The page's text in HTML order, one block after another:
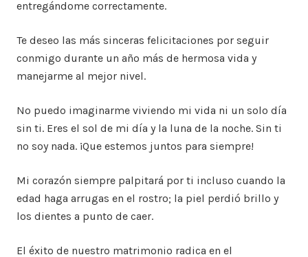
entregándome correctamente.
Te deseo las más sinceras felicitaciones por seguir
conmigo durante un año más de hermosa vida y
manejarme al mejor nivel.
No puedo imaginarme viviendo mi vida ni un solo día
sin ti. Eres el sol de mi día y la luna de la noche. Sin ti
no soy nada. ¡Que estemos juntos para siempre!
Mi corazón siempre palpitará por ti incluso cuando la
edad haga arrugas en el rostro; la piel perdió brillo y
los dientes a punto de caer.
El éxito de nuestro matrimonio radica en el